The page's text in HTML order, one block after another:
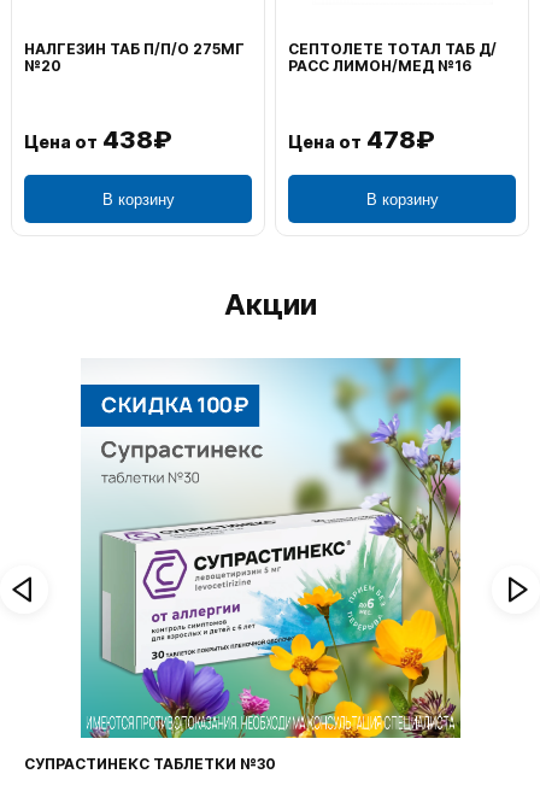
НАЛГЕЗИН ТАБ П/П/О 275МГ
№20
Цена от 438₽
В корзину
СЕПТОЛЕТЕ ТОТАЛ ТАБ Д/
РАСС ЛИМОН/МЕД №16
Цена от 478₽
В корзину
Акции
СУПРАСТИНЕКС ТАБЛЕТКИ №30